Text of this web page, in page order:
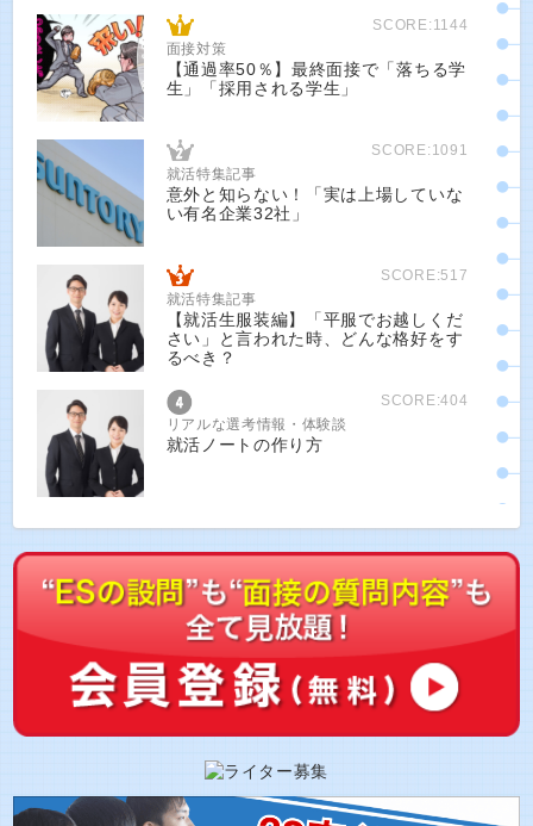
SCORE:1144
面接対策
【通過率50％】最終面接で「落ちる学
生」「採用される学生」
SCORE:1091
就活特集記事
意外と知らない！「実は上場していな
い有名企業32社」
SCORE:517
就活特集記事
【就活生服装編】「平服でお越しくだ
さい」と言われた時、どんな格好をす
るべき？
SCORE:404
リアルな選考情報・体験談
就活ノートの作り方